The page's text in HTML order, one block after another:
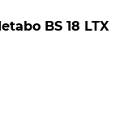
BS 18 LTX